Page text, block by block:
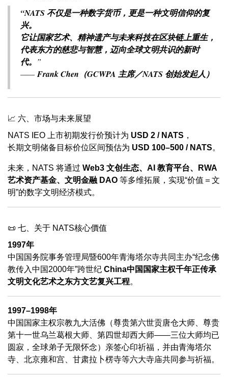
“NATS 不仅是一种数字货币，更是一种文明信仰的复
兴。
它让国家艺术、精神遗产与未来科技在区块链上重生，
代表东方的慈悲与智慧，迈向全球文明共识的新时
代。 ”
——Frank Chen（GCWPA 主席／NATS 创始发起人）
📈 六、市场与未来展望
NATS IEO 上市初期发行价预计为 USD 2 / NATS ，
长期文明储备目标价位区间预估为 USD 100–500 / NATS。
未来，NATS 将通过 Web3 文创生态、AI 教育平台、RWA
艺术资产基金、文明金融 DAO 等多维拓展，实现“价值＝文
明”的数字文明经济模式。
📜 七、关于 NATS核心價值
1997年
中国国务院事务管理局暨600年青海塔尔寺共同主办“纪念佛
教传入中国2000年”跨世纪 China中国国家主权千年正传承
文明文化艺术之东方文艺复兴工程。
1997–1998年
中国国家主权宗教九大活佛（尊贵第六世贡唐仓大师、尊贵
第十一世乌兰葛根大师、第四世却西大师——三位大师均已
圆寂，全球弟子无限怀念）亲签心印祈福，并由青海塔尔
寺、北京雍和宫、甘肃拉卜楞寺等六大寺庙共同参与祈福。